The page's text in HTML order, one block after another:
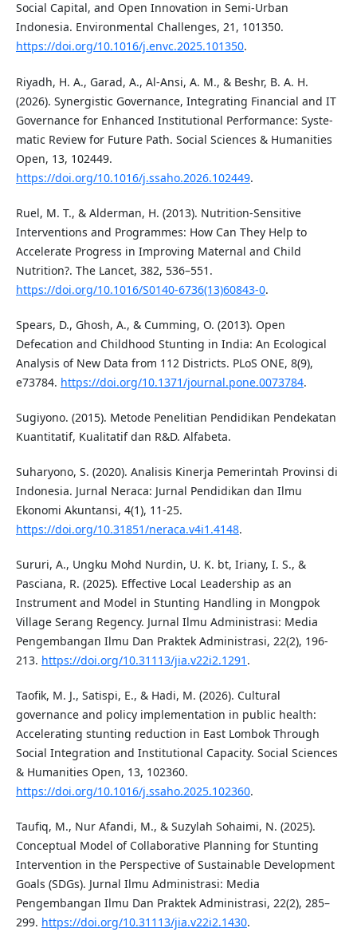
Social Capital, and Open Innovation in Semi-Urban
Indonesia. Environmental Challenges, 21, 101350.
https://doi.org/10.1016/j.envc.2025.101350.
Riyadh, H. A., Garad, A., Al-Ansi, A. M., & Beshr, B. A. H.
(2026). Synergistic Governance, Integrating Financial and IT
Governance for Enhanced Institutional Performance: Syste-
matic Review for Future Path. Social Sciences & Humanities
Open, 13, 102449.
https://doi.org/10.1016/j.ssaho.2026.102449.
Ruel, M. T., & Alderman, H. (2013). Nutrition-Sensitive
Interventions and Programmes: How Can They Help to
Accelerate Progress in Improving Maternal and Child
Nutrition?. The Lancet, 382, 536–551.
https://doi.org/10.1016/S0140-6736(13)60843-0.
Spears, D., Ghosh, A., & Cumming, O. (2013). Open
Defecation and Childhood Stunting in India: An Ecological
Analysis of New Data from 112 Districts. PLoS ONE, 8(9),
e73784. https://doi.org/10.1371/journal.pone.0073784.
Sugiyono. (2015). Metode Penelitian Pendidikan Pendekatan
Kuantitatif, Kualitatif dan R&D. Alfabeta.
Suharyono, S. (2020). Analisis Kinerja Pemerintah Provinsi di
Indonesia. Jurnal Neraca: Jurnal Pendidikan dan Ilmu
Ekonomi Akuntansi, 4(1), 11-25.
https://doi.org/10.31851/neraca.v4i1.4148.
Sururi, A., Ungku Mohd Nurdin, U. K. bt, Iriany, I. S., &
Pasciana, R. (2025). Effective Local Leadership as an
Instrument and Model in Stunting Handling in Mongpok
Village Serang Regency. Jurnal Ilmu Administrasi: Media
Pengembangan Ilmu Dan Praktek Administrasi, 22(2), 196-
213. https://doi.org/10.31113/jia.v22i2.1291 .
Taofik, M. J., Satispi, E., & Hadi, M. (2026). Cultural
governance and policy implementation in public health:
Accelerating stunting reduction in East Lombok Through
Social Integration and Institutional Capacity. Social Sciences
& Humanities Open, 13, 102360.
https://doi.org/10.1016/j.ssaho.2025.102360.
Taufiq, M., Nur Afandi, M., & Suzylah Sohaimi, N. (2025).
Conceptual Model of Collaborative Planning for Stunting
Intervention in the Perspective of Sustainable Development
Goals (SDGs). Jurnal Ilmu Administrasi: Media
Pengembangan Ilmu Dan Praktek Administrasi, 22(2), 285–
299. https://doi.org/10.31113/jia.v22i2.1430.